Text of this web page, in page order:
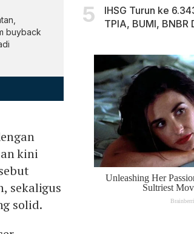
buyback
kini
sekaligus
solid.
IHSG Turun ke
TPIA, BUMI, BNBR